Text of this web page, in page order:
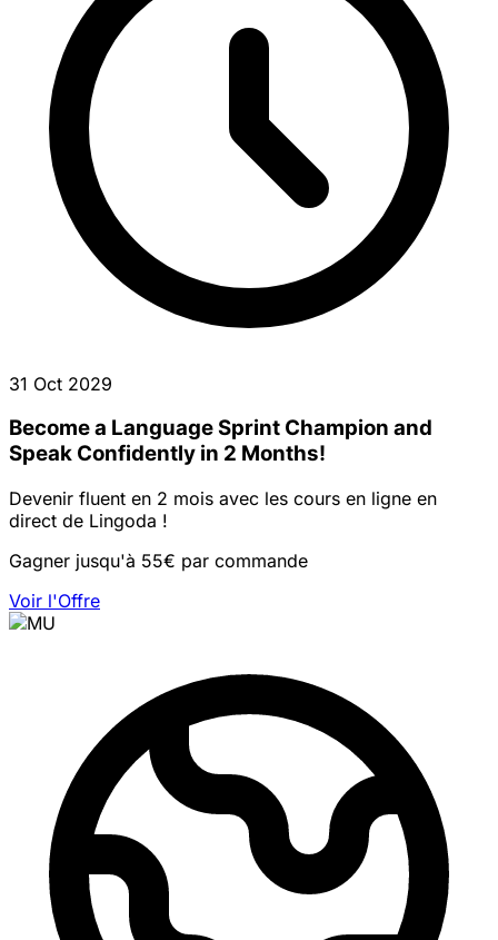
31 Oct 2029
Become a Language Sprint Champion and
Speak Confidently in 2 Months!
Devenir fluent en 2 mois avec les cours en ligne en
direct de Lingoda !
Gagner jusqu'à 55€ par commande
Voir l'Offre